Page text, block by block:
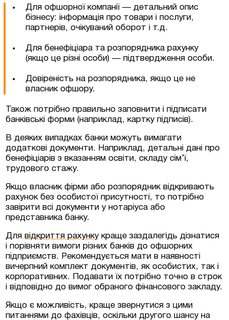
Для офшорної компанії — детальний опис
бізнесу: інформація про товари і послуги,
партнерів, очікуваний оборот і т.д.
Для бенефіціара та розпорядника рахунку
(якщо це різні особи) — підтвердження особи.
Довіреність на розпорядника, якщо це не
власник офшору.
Також потрібно правильно заповнити і підписати
банківські форми (наприклад, картку підписів).
В деяких випадках банки можуть вимагати
додаткові документи. Наприклад, детальні дані про
бенефіціарів з вказанням освіти, складу сім’ї,
трудового стажу.
Якщо власник фірми або розпорядник відкривають
рахунок без особистої присутності, то потрібно
завірити всі документи у нотаріуса або
представника банку.
Длявідкриття рахункукраще заздалегідь дізнатися
і порівняти вимоги різних банків до офшорних
підприємств. Рекомендується мати в наявності
вичерпний комплект документів, як особистих, так і
корпоративних. Подавати їх потрібно точно в строк
і відповідно до вимог обраного фінансового закладу.
Якщо є можливість, краще звернутися з цими
питаннями до фахівців, оскільки другого шансу на